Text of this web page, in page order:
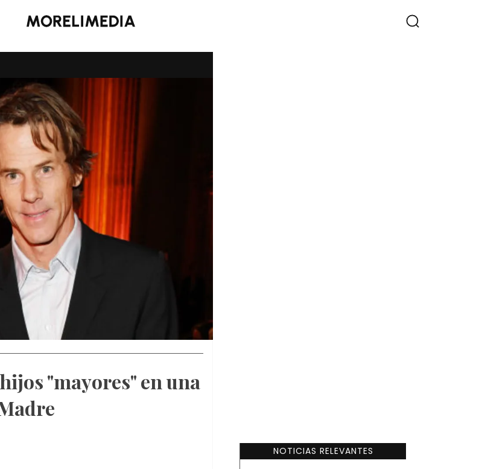
"mayores" en una
NOTICIAS RELEVANTES